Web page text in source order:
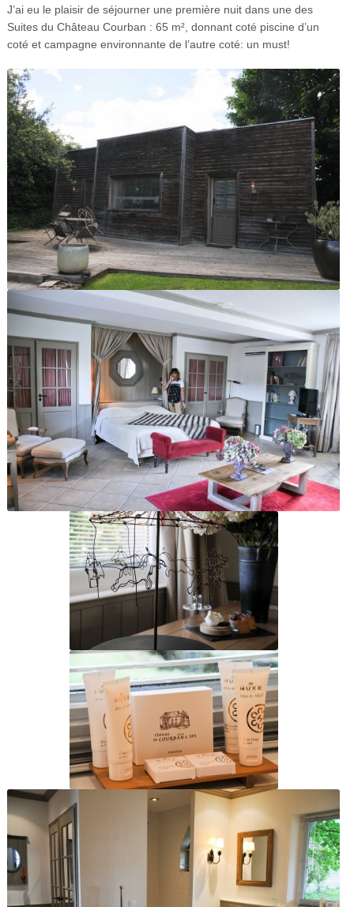
J’ai eu le plaisir de séjourner une première nuit dans une des
Suites du Château Courban : 65 m², donnant coté piscine d’un
coté et campagne environnante de l’autre coté: un must!